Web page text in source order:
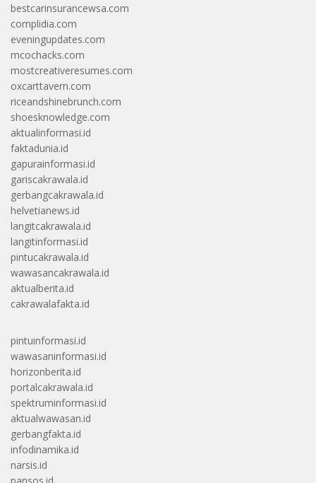
bestcarinsurancewsa.com
complidia.com
eveningupdates.com
mcochacks.com
mostcreativeresumes.com
oxcarttavern.com
riceandshinebrunch.com
shoesknowledge.com
aktualinformasi.id
faktadunia.id
gapurainformasi.id
gariscakrawala.id
gerbangcakrawala.id
helvetianews.id
langitcakrawala.id
langitinformasi.id
pintucakrawala.id
wawasancakrawala.id
aktualberita.id
cakrawalafakta.id
pintuinformasi.id
wawasaninformasi.id
horizonberita.id
portalcakrawala.id
spektruminformasi.id
aktualwawasan.id
gerbangfakta.id
infodinamika.id
narsis.id